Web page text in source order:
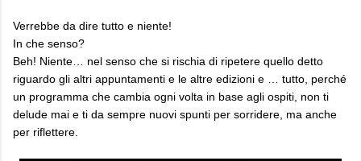
Verrebbe da dire tutto e niente!
In che senso?
Beh! Niente… nel senso che si rischia di ripetere quello detto
riguardo gli altri appuntamenti e le altre edizioni e … tutto, perché
un programma che cambia ogni volta in base agli ospiti, non ti
delude mai e ti da sempre nuovi spunti per sorridere, ma anche
per riflettere.